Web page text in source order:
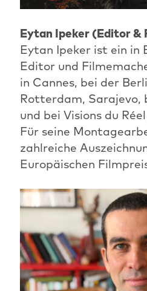
Eytan Ipeker (Editor &
Eytan Ipeker ist ein in
Editor und
in Cannes, bei der
Rotterdam, Sarajevo,
und bei Visions du
Für seine
zahlreiche
Europäischen